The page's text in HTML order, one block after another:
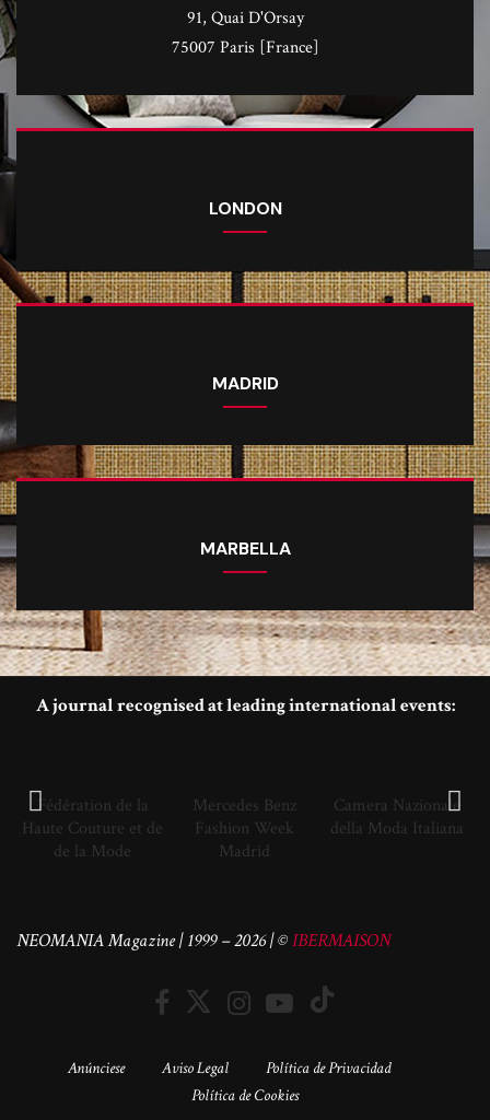
91, Quai D'Orsay
75007 Paris [France]
LONDON
MADRID
MARBELLA
A journal recognised at leading international events:
Fédération de la
Haute Couture et de
de la Mode
Mercedes Benz
Fashion Week
Madrid
Camera Nazionale
della Moda Italiana
NEOMANIA Magazine | 1999 – 2026 | ©IBERMAISON
Anúnciese Aviso Legal
Política de Privacidad
Política de Cookies